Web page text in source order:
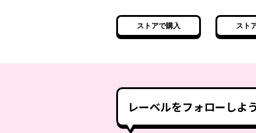
ストアで購入 スト
レーベルをフォローしよ